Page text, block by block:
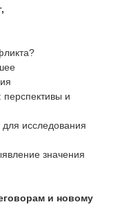
перспективы и
исследования
значения
и новому